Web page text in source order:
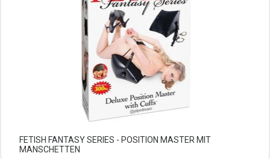
FETISH FANTASY SERIES - POSITION MASTER MIT
MANSCHETTEN